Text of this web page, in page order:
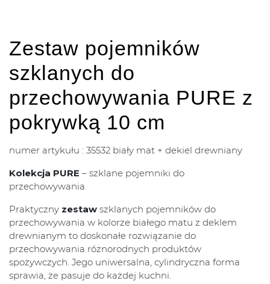
Zestaw pojemników
szklanych do
przechowywania PURE z
pokrywką 10 cm
numer artykułu : 35532 biały mat + dekiel drewniany
Kolekcja PURE – szklane pojemniki do
przechowywania
Praktyczny zestaw szklanych pojemników do
przechowywania w kolorze białego matu z deklem
drewnianym to doskonałe rozwiązanie do
przechowywania różnorodnych produktów
spożywczych. Jego uniwersalna, cylindryczna forma
sprawia, że pasuje do każdej kuchni.